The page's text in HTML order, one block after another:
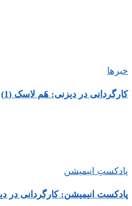
خبرها
کارگردانی در دیزنی: هَم لاسک (1)
پادکستِ انیمیشن
پادکست انیمیشن: کارگردانی در